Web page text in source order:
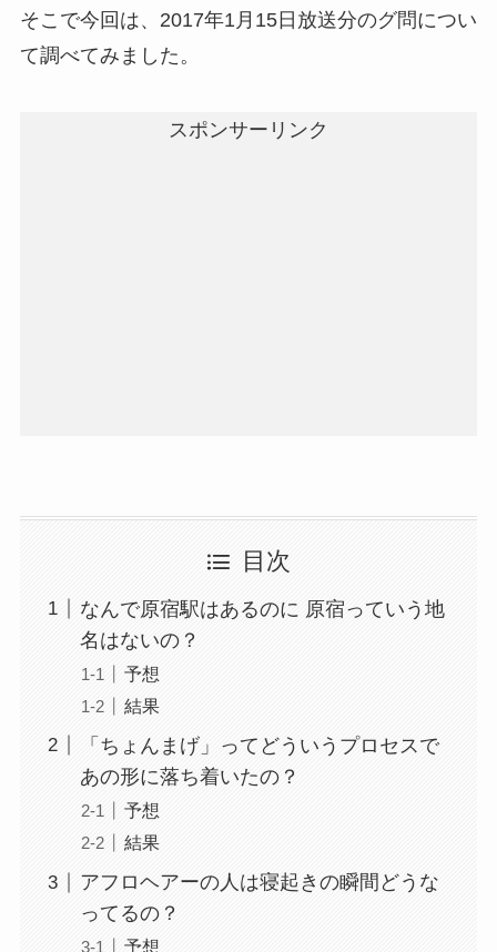
そこで今回は、2017年1月15日放送分のグ問につい
て調べてみました。
スポンサーリンク
目次
なんで原宿駅はあるのに 原宿っていう地
名はないの？
予想
結果
「ちょんまげ」ってどういうプロセスで
あの形に落ち着いたの？
予想
結果
アフロヘアーの人は寝起きの瞬間どうな
ってるの？
予想